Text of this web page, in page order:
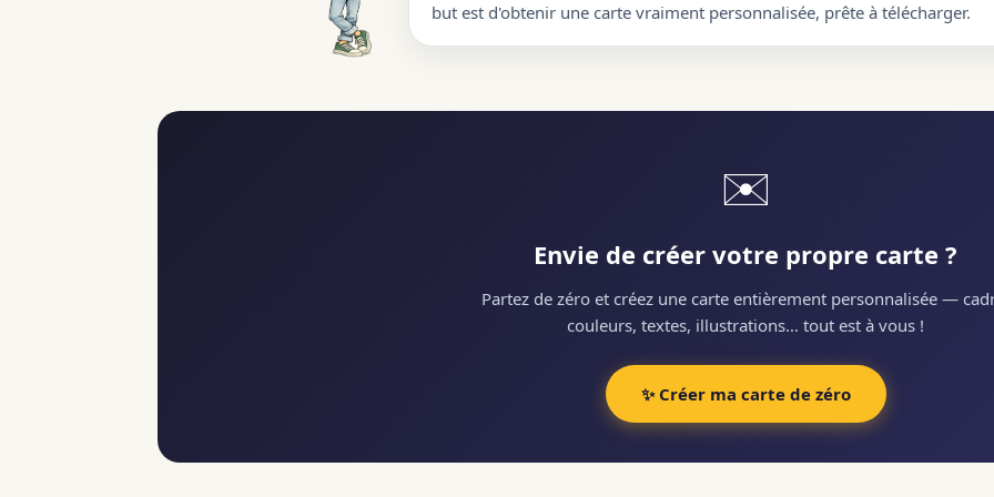
but est d'obtenir une carte vraiment personnalisée, prête à télécharger.
✉️
Envie de créer votre propre carte ?
Partez de zéro et créez une carte entièrement personnalisée —
couleurs, textes, illustrations… tout est à vous !
✨ Créer ma carte de zéro